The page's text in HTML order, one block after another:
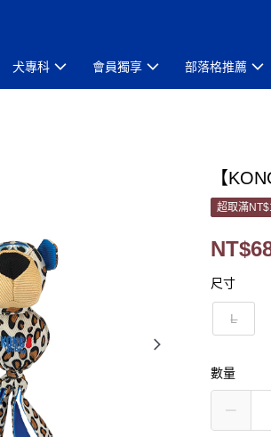
犬專科 會員獨享 部落格推薦
【
超取滿
尺寸
L
數量